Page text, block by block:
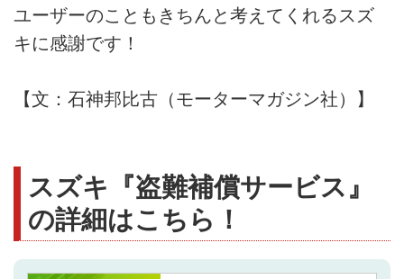
ユーザーのこともきちんと考えてくれるスズ
キに感謝です！
【文：石神邦比古（モーターマガジン社）】
スズキ『盗難補償サービス』
の詳細はこちら！